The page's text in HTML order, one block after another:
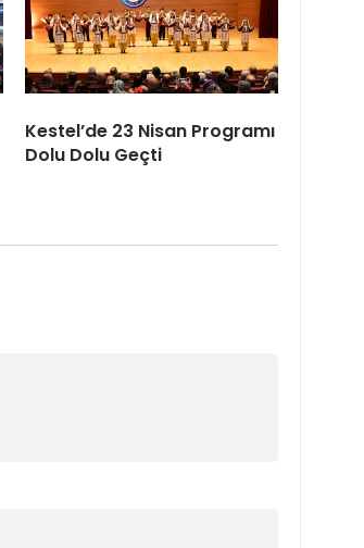
Kestel’de 23 Nisan Programı
Dolu Dolu Geçti